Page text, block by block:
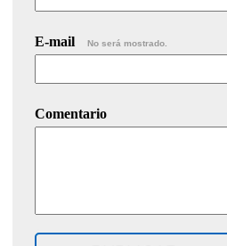
E-mail No será mostrado.
Comentario